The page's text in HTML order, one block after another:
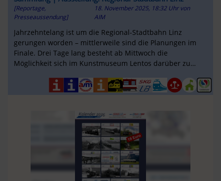
[Reportage,
Presseaussendung]
18. November 2025, 18:32 Uhr von
AIM
Jahrzehntelang ist um die Regional-Stadtbahn Linz
gerungen worden – mittlerweile sind die Planungen im
Finale. Drei Tage lang besteht ab Mittwoch die
Möglichkeit sich im Kunstmuseum Lentos darüber zu